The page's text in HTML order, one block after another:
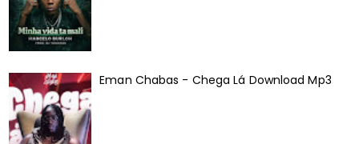
Eman Chabas - Chega Lá Download Mp3